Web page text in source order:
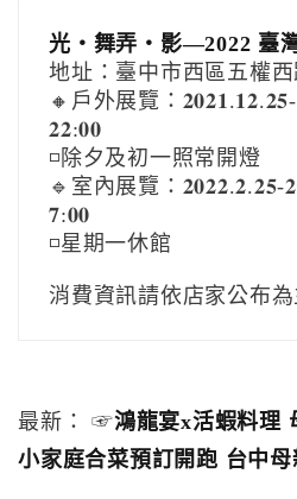
光‧舞弄‧影—2022 臺
地址：臺中市西區五權
🔸戶外展覽：
𝟐𝟐:𝟎𝟎
◽️除夕及初一照常開燈
🔹室內展覽：𝟐𝟎𝟐𝟐.𝟐.𝟐𝟓-
𝟕:𝟎𝟎
◽️星期一休館
消費資訊請依店家公布為
最新： ☞鴻龍宴x活蝦料理
小家庭合菜預訂開跑 台中